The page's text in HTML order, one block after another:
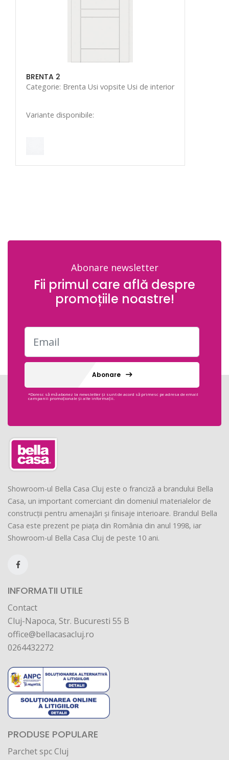
BRENTA 2
Categorie: Brenta Usi vopsite Usi de interior
Variante disponibile:
Abonare newsletter
Fii primul care află despre
promoțiile noastre!
Abonare
*Doresc să mă abonez la newsletter și sunt de acord să primesc pe adresa de email
campanii promoționale și alte informații.
Showroom-ul Bella Casa Cluj este o franciză a brandului Bella
Casa, un important comerciant din domeniul materialelor de
construcții pentru amenajări și finisaje interioare. Brandul Bella
Casa este prezent pe piața din România din anul 1998, iar
Showroom-ul Bella Casa Cluj de peste 10 ani.
INFORMATII UTILE
Contact
Cluj-Napoca, Str. Bucuresti 55 B
office@bellacasacluj.ro
0264432272
PRODUSE POPULARE
Parchet spc Cluj